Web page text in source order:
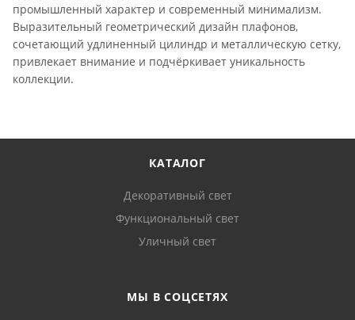
промышленный характер и современный минимализм.
Выразительный геометрический дизайн плафонов,
сочетающий удлиненный цилиндр и металлическую сетку,
привлекает внимание и подчёркивает уникальность
коллекции.
КАТАЛОГ
Декоративный свет
Функциональный свет
Уличный свет
МЫ В СОЦСЕТЯХ